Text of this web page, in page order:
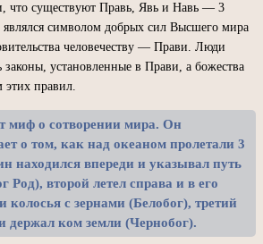
что существуют Правь, Явь и Навь — 3
являлся символом добрых сил Высшего мира
человечеству — Прави. Люди
установленные в Прави, а божества
этих правил.
миф о сотворении мира. Он
о том, как над океаном пролетали 3
находился впереди и указывал путь
Род), второй летел справа и в его
колосья с зернами (Белобог), третий
держал ком земли (Чернобог).